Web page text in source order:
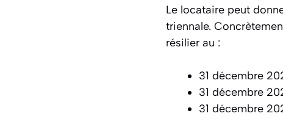
Le locataire peut
triennale.
résilier au :
31 décembre
31 décembre
31 décembre